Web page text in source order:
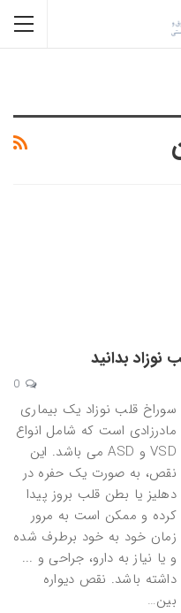
نوزاد بدانید
سوراخ قلب نوزاد یک بیماری
مادرزادی است که شامل انواع
VSD و ASD می باشد. این
نقص، به صورت یک حفره در
دهلیز یا بطن قلب بروز پیدا
کرده و ممکن است به مرور
زمان خود به خود برطرف شده
و یا نیاز به دارو، جراحی و ...
داشته باشد. نقص دیواره
بین…